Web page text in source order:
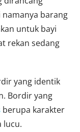
barang
untuk bayi
rekan sedang
yang identik
Bordir yang
berupa karakter
lucu.